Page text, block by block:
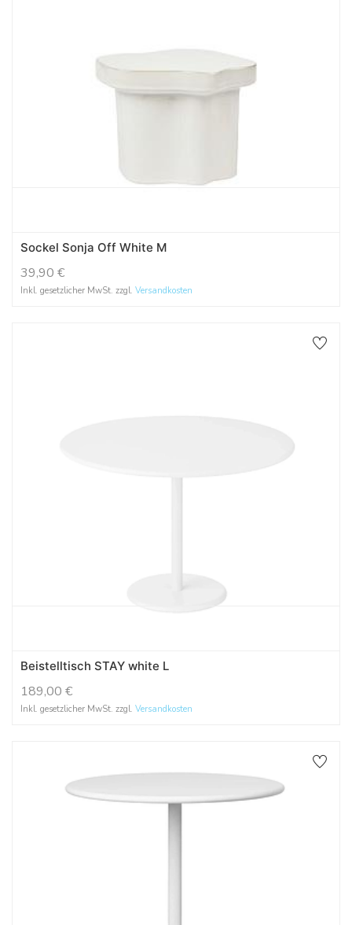
Sockel Sonja Off White M
39,90 €
Inkl. gesetzlicher MwSt. zzgl. Versandkosten
Beistelltisch STAY white L
189,00 €
Inkl. gesetzlicher MwSt. zzgl. Versandkosten